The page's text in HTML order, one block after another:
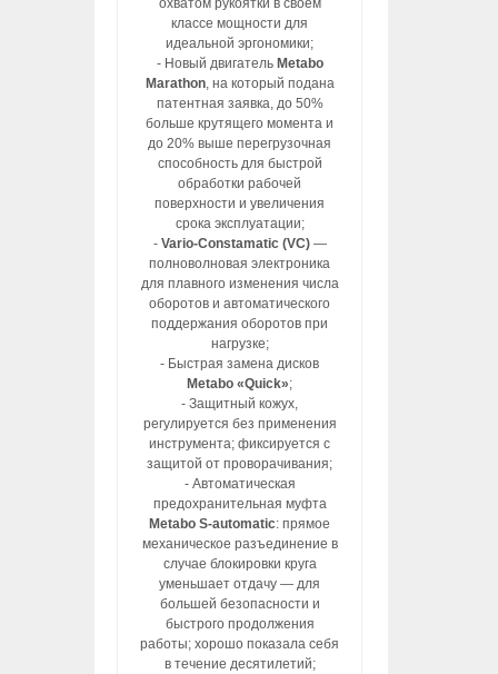
охватом рукоятки в своем
классе мощности для
идеальной эргономики;
- Новый двигатель Metabo
Marathon, на который подана
патентная заявка, до 50%
больше крутящего момента и
до 20% выше перегрузочная
способность для быстрой
обработки рабочей
поверхности и увеличения
срока эксплуатации;
- Vario-Constamatic (VC)—
полноволновая электроника
для плавного изменения числа
оборотов и автоматического
поддержания оборотов при
нагрузке;
- Быстрая замена дисков
Metabo «Quick»;
- Защитный кожух,
регулируется без применения
инструмента; фиксируется с
защитой от проворачивания;
- Автоматическая
предохранительная муфта
Metabo S-automatic: прямое
механическое разъединение в
случае блокировки круга
уменьшает отдачу — для
большей безопасности и
быстрого продолжения
работы; хорошо показала себя
в течение десятилетий;